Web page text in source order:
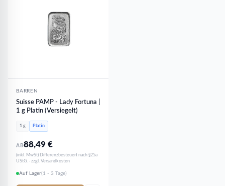
BARREN
Suisse PAMP - Lady Fortuna |
1 g Platin (Versiegelt)
1 g Platin
AB88,49€
(inkl. MwSt) Differenzbesteuert nach §25a
UStG. · zzgl. Versandkosten
Auf Lager(1 - 3 Tage)